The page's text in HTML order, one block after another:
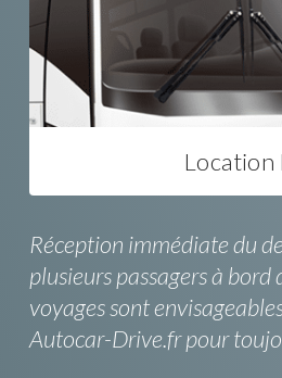
Location
Réception immédiate du
plusieurs passagers à
voyages sont
Autocar-Drive.fr pour